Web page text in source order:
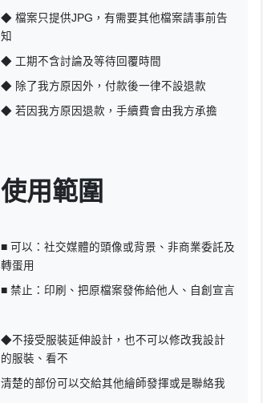
◆ 檔案只提供JPG，有需要其他檔案請事前告
知
◆ 工期不含討論及等待回覆時間
◆ 除了我方原因外，付款後一律不設退款
◆ 若因我方原因退款，手續費會由我方承擔
使用範圍
■ 可以：社交媒體的頭像或背景、非商業委託及
轉蛋用
■ 禁止：印刷、把原檔案發佈給他人、自創宣言
◆不接受服裝延伸設計，也不可以修改我設計
的服裝、看不
清楚的部份可以交給其他繪師發揮或是聯絡我